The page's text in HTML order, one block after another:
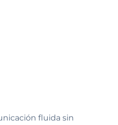
fluida sin